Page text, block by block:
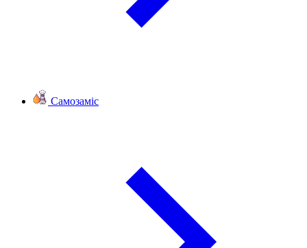
Самозаміс